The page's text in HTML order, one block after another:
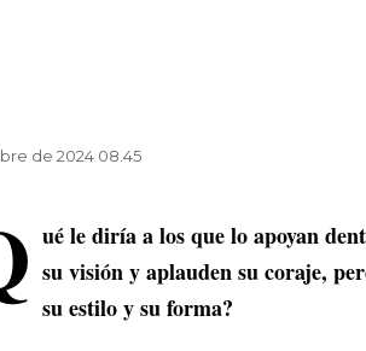
de 2024 08.45
ué le diría a los que lo apoyan
su visión y aplauden su coraje,
su estilo y su forma?